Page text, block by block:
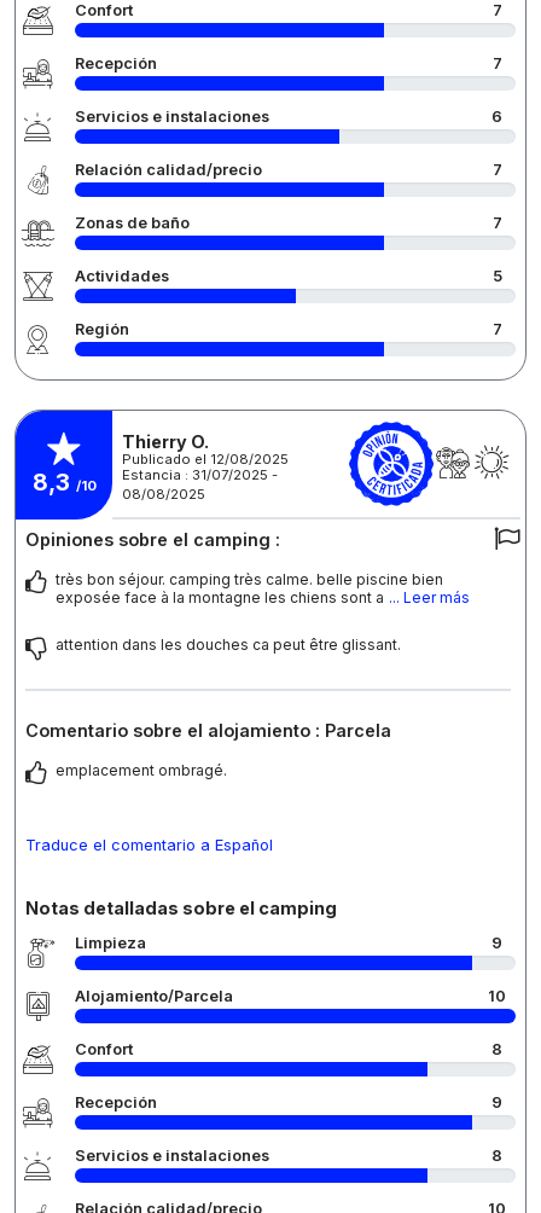
Confort 7
Recepción 7
Servicios e instalaciones 6
Relación calidad/precio 7
Zonas de baño 7
Actividades 5
Región 7
8,3 /10
Thierry O.
Publicado el 12/08/2025
Estancia : 31/07/2025 -
08/08/2025
Opiniones sobre el camping :
très bon séjour. camping très calme. belle piscine bien
exposée face à la montagne les chiens sont a ... Leer más
attention dans les douches ca peut être glissant.
Comentario sobre el alojamiento : Parcela
emplacement ombragé.
Traduce el comentario a Español
Notas detalladas sobre el camping
Limpieza 9
Alojamiento/Parcela 10
Confort 8
Recepción 9
Servicios e instalaciones 8
Relación calidad/precio 10